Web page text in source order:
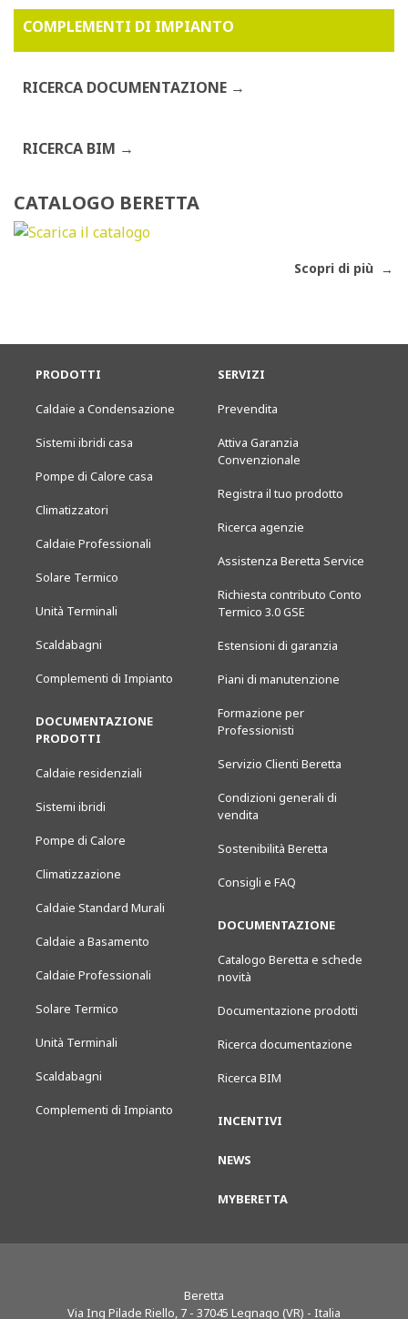
COMPLEMENTI DI IMPIANTO
RICERCA DOCUMENTAZIONE
RICERCA BIM
CATALOGO BERETTA
Scopri di più
PRODOTTI
Caldaie a Condensazione
Sistemi ibridi casa
Pompe di Calore casa
Climatizzatori
Caldaie Professionali
Solare Termico
Unità Terminali
Scaldabagni
Complementi di Impianto
DOCUMENTAZIONE
PRODOTTI
Caldaie residenziali
Sistemi ibridi
Pompe di Calore
Climatizzazione
Caldaie Standard Murali
Caldaie a Basamento
Caldaie Professionali
Solare Termico
Unità Terminali
Scaldabagni
Complementi di Impianto
SERVIZI
Prevendita
Attiva Garanzia
Convenzionale
Registra il tuo prodotto
Ricerca agenzie
Assistenza Beretta Service
Richiesta contributo Conto
Termico 3.0 GSE
Estensioni di garanzia
Piani di manutenzione
Formazione per
Professionisti
Servizio Clienti Beretta
Condizioni generali di
vendita
Sostenibilità Beretta
Consigli e FAQ
DOCUMENTAZIONE
Catalogo Beretta e schede
novità
Documentazione prodotti
Ricerca documentazione
Ricerca BIM
INCENTIVI
NEWS
MYBERETTA
Beretta
Via Ing Pilade Riello, 7 - 37045 Legnago (VR) - Italia